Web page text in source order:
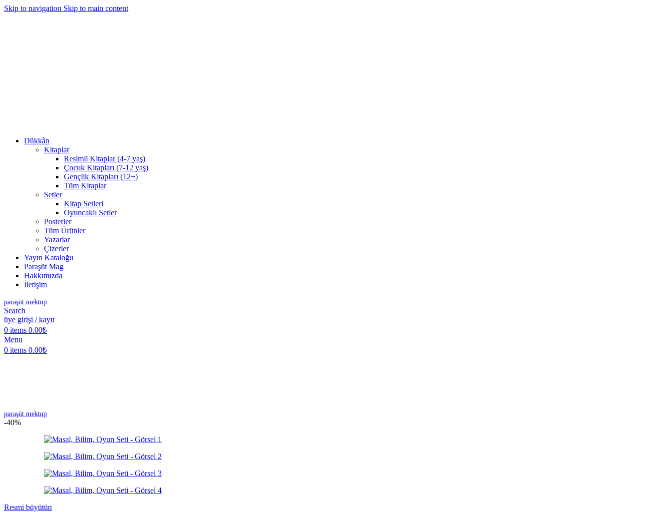
Skip to navigation Skip to main content
Dükkân
Kitaplar
Resimli Kitaplar (4-7 yaş)
Çocuk Kitapları (7-12 yaş)
Gençlik Kitapları (12+)
Tüm Kitaplar
Setler
Kitap Setleri
Oyuncaklı Setler
Posterler
Tüm Ürünler
Yazarlar
Çizerler
Yayın Kataloğu
Paraşüt Mag
Hakkımızda
İletişim
paraşüt mektup
Search
üye girişi / kayıt
0 items 0.00₺
Menu
0 items 0.00₺
paraşüt mektup
-40%
Resmi büyütün